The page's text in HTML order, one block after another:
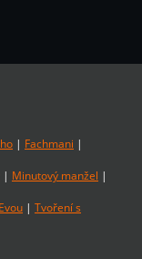
| Fachmani |
| Minutový manžel |
| Tvoření s